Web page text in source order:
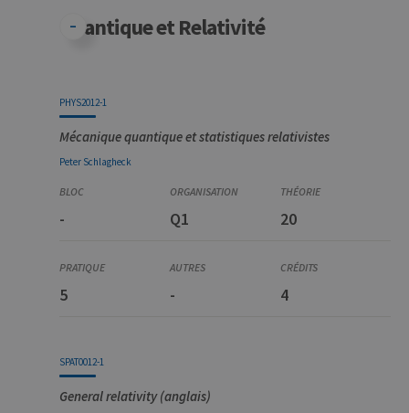
Quantique et Relativité
PHYS2012-1
Mécanique quantique et statistiques relativistes
Peter Schlagheck
- Q1 20
5 - 4
SPAT0012-1
General relativity (anglais)